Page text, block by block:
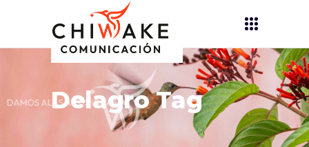
Delagro Tag